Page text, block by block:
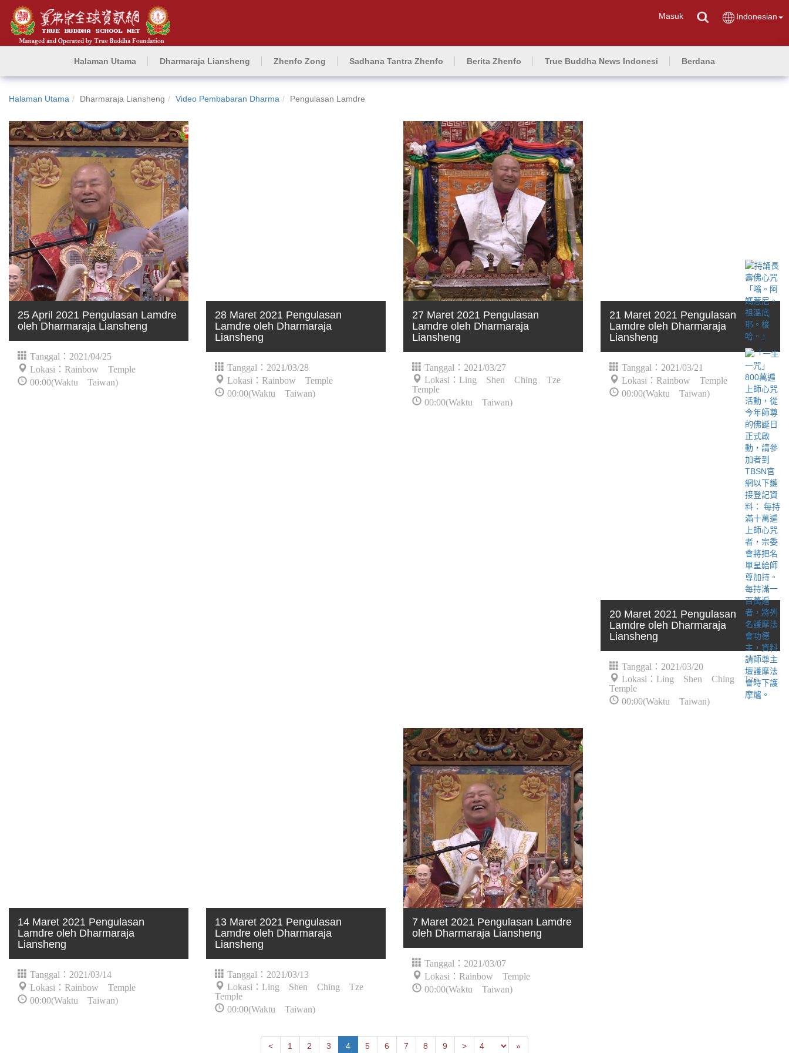
Masuk Indonesian
Halaman Utama Dharmaraja Liansheng Zhenfo Zong Sadhana Tantra Zhenfo Berita Zhenfo True Buddha News Indonesi Berdana
Halaman Utama Dharmaraja Liansheng Video Pembabaran Dharma Pengulasan Lamdre
25 April 2021 Pengulasan Lamdre
oleh Dharmaraja Liansheng
Tanggal：2021/04/25
Lokasi：Rainbow Temple
00:00(Waktu Taiwan)
28 Maret 2021 Pengulasan
Lamdre oleh Dharmaraja
Liansheng
Tanggal：2021/03/28
Lokasi：Rainbow Temple
00:00(Waktu Taiwan)
27 Maret 2021 Pengulasan
Lamdre oleh Dharmaraja
Liansheng
Tanggal：2021/03/27
Lokasi：Ling Shen Ching Tze
Temple
00:00(Waktu Taiwan)
21 Maret 2021 Pengulasan
Lamdre oleh Dharmaraja
Liansheng
Tanggal：2021/03/21
Lokasi：Rainbow Temple
00:00(Waktu Taiwan)
20 Maret 2021 Pengulasan
Lamdre oleh Dharmaraja
Liansheng
Tanggal：2021/03/20
Lokasi：Ling Shen Ching Tze
Temple
00:00(Waktu Taiwan)
14 Maret 2021 Pengulasan
Lamdre oleh Dharmaraja
Liansheng
Tanggal：2021/03/14
Lokasi：Rainbow Temple
00:00(Waktu Taiwan)
13 Maret 2021 Pengulasan
Lamdre oleh Dharmaraja
Liansheng
Tanggal：2021/03/13
Lokasi：Ling Shen Ching Tze
Temple
00:00(Waktu Taiwan)
7 Maret 2021 Pengulasan Lamdre
oleh Dharmaraja Liansheng
Tanggal：2021/03/07
Lokasi：Rainbow Temple
00:00(Waktu Taiwan)
<Next1 2 3 4 5 6 7 8 9 >Previous »Last